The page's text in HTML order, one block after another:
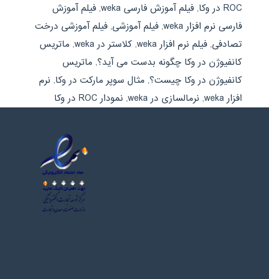
ROC در وکا
, فیلم آموزش فارسی weka , فیلم آموزش
فارسی نرم افزار weka
, فیلم آموزشی, فیلم آموزشی درخت
تصادفی, فیلم نرم افزار weka , کلاستر در weka , ماتریس
کانفیوژن در وکا چگونه بدست می آید؟, ماتریس
کانفیوژن در وکا چیست؟, مثال سوپر مارکت در وکا, نرم
افزار weka
, نرمالسازی در weka , نمودار ROC در وکا